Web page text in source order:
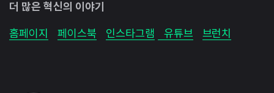
더 많은 혁신의 이야기
홈페이지 페이스북 인스타그램 유튜브 브런치